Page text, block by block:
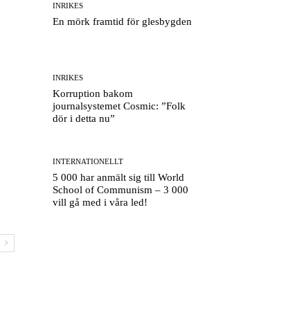
INRIKES
En mörk framtid för glesbygden
INRIKES
Korruption bakom
journalsystemet Cosmic: ”Folk
dör i detta nu”
INTERNATIONELLT
5 000 har anmält sig till World
School of Communism – 3 000
vill gå med i våra led!